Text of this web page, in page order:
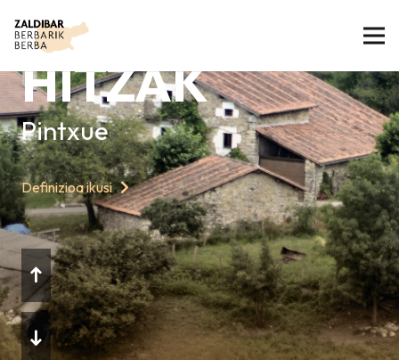
GAURKO
HITZAK
Pintxue
Definizioa ikusi